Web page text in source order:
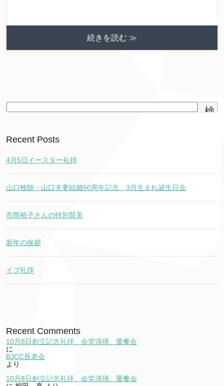
続きを読む ≫
検
Recent Posts
4月5日イースター礼拝
山口牧師・山口夫妻結婚50周年記念、3月生まれ誕生日会
市岡裕子さんの特別賛美
新年の挨拶
イブ礼拝
Recent Comments
10月8日創立記念礼拝、会堂清掃、愛餐会
に
BJCC長老会
より
10月8日創立記念礼拝、会堂清掃、愛餐会